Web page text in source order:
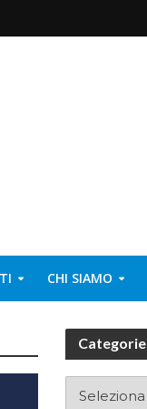
CHI SIAMO
Categorie